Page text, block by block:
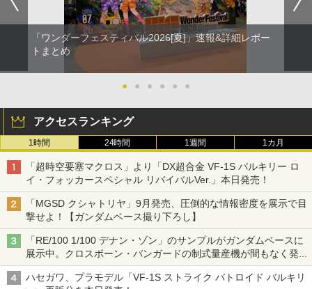
「ワンダーフェスティバル2026[夏]」速報&詳細レポー
トまとめ
● ● ● ● ● ●
アクセスランキング
1時間 24時間 1週間 1カ月
「超時空要塞マクロス」より「DX超合金 VF-1S バルキリー ロ
イ・フォッカースペシャル リバイバルVer.」本日発売！
「MGSD クシャトリヤ」9月発売、圧倒的な情報密度を展示で目
撃せよ！【ガンダムベース撮り下ろし】
「RE/100 1/100 デナン・ゾン」のサンプルがガンダムベースに
展示中。クロスボーン・バンガードの制式量産機が間もなく発送
【ガンダムベース撮り下ろし】
ハセガワ、プラモデル「VF-1S ストライク バトロイド バルキリ